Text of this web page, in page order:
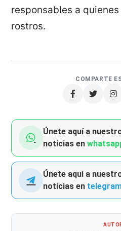
responsables a
rostros.
COMPARTE
Únete aquí a
noticias en
Únete aquí a
noticias en